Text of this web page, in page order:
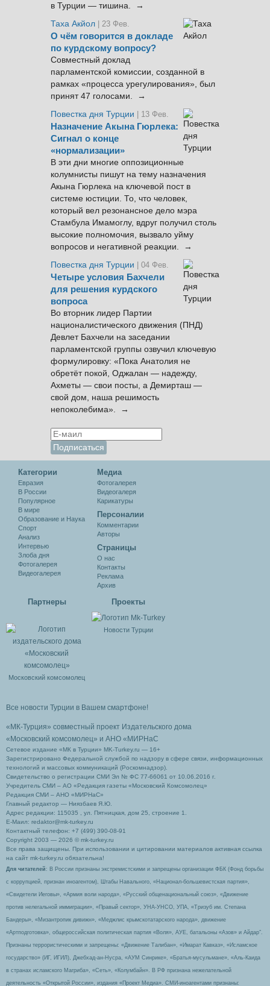
в Турции — тишина. →
Таха Акйол | 23 Фев.
О чём говорится в докладе
по курдскому вопросу?
Совместный доклад
парламентской комиссии, созданной в
рамках «процесса урегулирования», был
принят 47 голосами. →
Повестка дня Турции
| 13 Фев.
Назначение Акына Гюрлека:
Сигнал о конце
«нормализации»
В эти дни многие оппозиционные
колумнисты пишут на тему назначения
Акына Гюрлека на ключевой пост в
системе юстиции. То, что человек,
который вел резонансное дело мэра
Стамбула Имамоглу, вдруг получил столь
высокие полномочия, вызвало уйму
вопросов и негативной реакции. →
Повестка дня Турции
| 04 Фев.
Четыре условия Бахчели
для решения курдского
вопроса
Во вторник лидер Партии
националистического движения (ПНД)
Девлет Бахчели на заседании
парламентской группы озвучил ключевую
формулировку: «Пока Анатолия не
обретёт покой, Оджалан — надежду,
Ахметы — свои посты, а Демирташ —
свой дом, наша решимость
непоколебима». →
Категории
Евразия
В России
Популярное
В мире
Образование и Наука
Спорт
Анализ
Интервью
Злоба дня
Фотогалерея
Видеогалерея
Медиа
Фотогалерея
Видеогалеря
Карикатуры
Персоналии
Комментарии
Авторы
Cтраницы
О нас
Контакты
Реклама
Архив
Партнеры
Московский комсомолец
Проекты
Новости Турции
Все новости Турции в Вашем смартфоне!
«МК-Турция» совместный проект Издательского дома
«Московский комсомолец» и АНО «МИРНаС
Сетевое издание «МК в Турции» MK-Turkey.ru — 16+
Зарегистрировано Федеральной службой по надзору в сфере связи, информационных
технологий и массовых коммуникаций (Роскомнадзор).
Свидетельство о регистрации СМИ Эл № ФС 77-66061 от 10.06.2016 г.
Учредитель СМИ – АО «Редакция газеты «Московский Комсомолец»
Редакция СМИ – АНО «МИРНаС»
Главный редактор — Ниязбаев Я.Ю.
Адрес редакции: 115035 , ул. Пятницкая, дом 25, строение 1.
Е-Маил: redaktor@mk-turkey.ru
Контактный телефон: +7 (499) 390-08-91
Copyright 2003 — 2026 © mk-turkey.ru
Все права защищены. При использовании и цитировании материалов активная ссылка
на сайт mk-turkey.ru обязательна!
Для читателей : В России признаны экстремистскими и запрещены организации ФБК (Фонд борьбы
с коррупцией, признан иноагентом), Штабы Навального, «Национал-большевистская партия»,
«Свидетели Иеговы», «Армия воли народа», «Русский общенациональный союз», «Движение
против нелегальной иммиграции», «Правый сектор», УНА-УНСО, УПА, «Тризуб им. Степана
Бандеры», «Мизантропик дивижн», «Меджлис крымскотатарского народа», движение
«Артподготовка», общероссийская политическая партия «Воля», АУЕ, батальоны «Азов» и Айдар″.
Признаны террористическими и запрещены: «Движение Талибан», «Имарат Кавказ», «Исламское
государство» (ИГ, ИГИЛ), Джебхад-ан-Нусра, «АУМ Синрике», «Братья-мусульмане», «Аль-Каида
в странах исламского Магриба», «Сеть», «Колумбайн». В РФ признана нежелательной
деятельность «Открытой России», издания «Проект Медиа». СМИ-иноагентами признаны: